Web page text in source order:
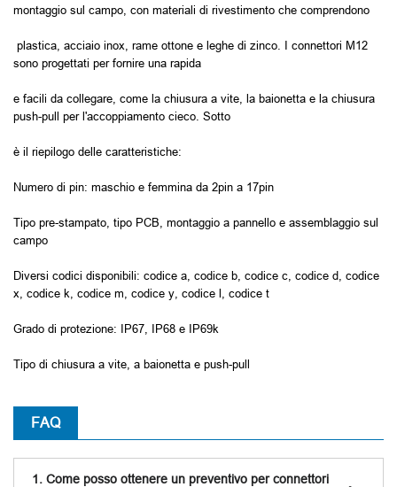
montaggio sul campo, con materiali di rivestimento che comprendono
plastica, acciaio inox, rame ottone e leghe di zinco. I connettori M12
sono progettati per fornire una rapida
e facili da collegare, come la chiusura a vite, la baionetta e la chiusura
push-pull per l'accoppiamento cieco. Sotto
è il riepilogo delle caratteristiche:
Numero di pin: maschio e femmina da 2pin a 17pin
Tipo pre-stampato, tipo PCB, montaggio a pannello e assemblaggio sul
campo
Diversi codici disponibili: codice a, codice b, codice c, codice d, codice
x, codice k, codice m, codice y, codice l, codice t
Grado di protezione: IP67, IP68 e IP69k
Tipo di chiusura a vite, a baionetta e push-pull
FAQ
1. Come posso ottenere un preventivo per connettori